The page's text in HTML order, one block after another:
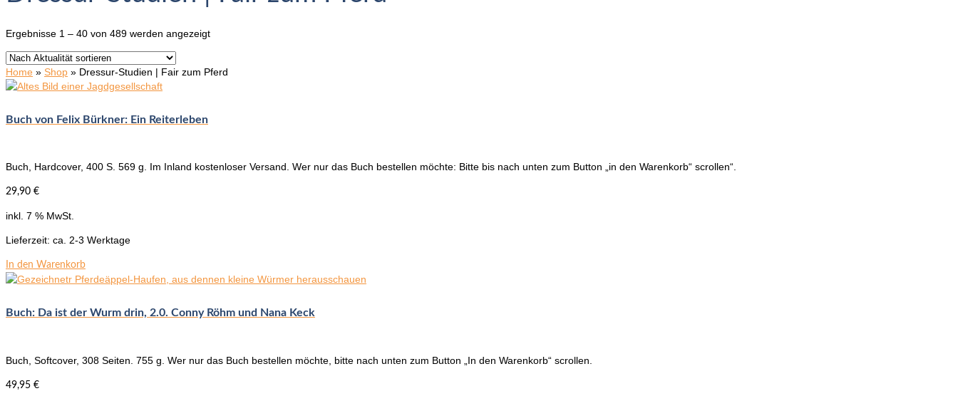
Ergebnisse 1 – 40 von 489 werden angezeigtNach
Home » Shop » Dressur-Studien | Fair zum Pferd
Buch von Felix Bürkner: Ein Reiterleben
Buch, Hardcover, 400 S. 569 g. Im Inland kostenloser Versand. Wer nur das Buch bestellen möchte: Bitte bis nach unten zum Button „in den Warenkorb“ scrollen“.
29,90 €
inkl. 7 % MwSt.
Lieferzeit: ca. 2-3 Werktage
In den Warenkorb
Buch: Da ist der Wurm drin, 2.0. Conny Röhm und Nana Keck
Buch, Softcover, 308 Seiten. 755 g. Wer nur das Buch bestellen möchte, bitte nach unten zum Button „In den Warenkorb“ scrollen.
49,95 €